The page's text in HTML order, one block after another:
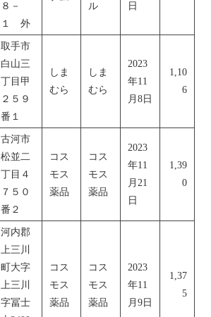
８－
１ 外
ル
日
取手市
白山三
丁目甲
２５９
番１
しま
むら
しま
むら
2023
年11
月8日
1,10
6
古河市
松並二
丁目４
７５０
番２
コス
モス
薬品
コス
モス
薬品
2023
年11
月21
日
1,39
0
河内郡
上三川
町大字
上三川
字冨士
コス
モス
薬品
コス
モス
薬品
2023
年11
月9日
1,37
5